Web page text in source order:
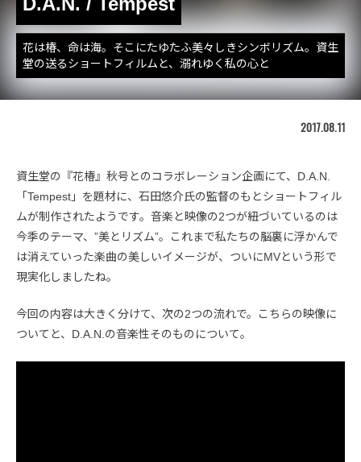
花は椿、命は海。そこにたゆたふ美々しきシンボリズム。資生
堂の送るショートフィルムと、溺れゆく私の心と
2017.08.11
資生堂の『花椿』秋号とのコラボレーション企画にて、D.A.N.
「Tempest」を題材に、石田悠介氏の監督のもとショートフィル
ムが制作されたようです。音楽と映像の2つが紐づいているのは
今季のテーマ、”美とリズム”。これまで私たちの脳裏に浮かんで
は消えていった楽曲の美しいイメージが、ついにMVという形で
現実化しましたね。
今回の内容は大きく分けて、次の2つの流れで。こちらの映像に
ついてと、D.A.N.の音楽性そのものについて。